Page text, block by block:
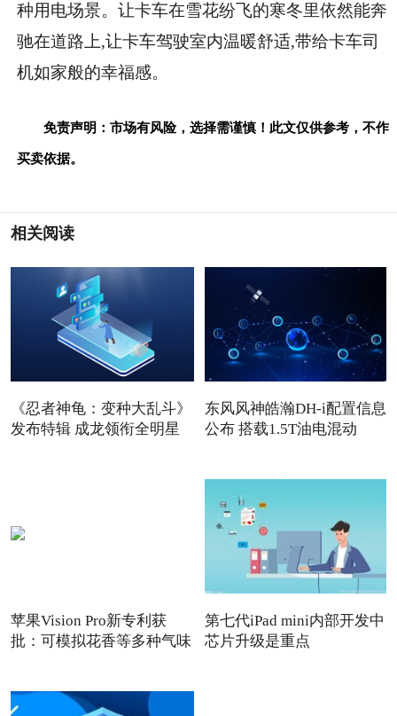
种用电场景。让卡车在雪花纷飞的寒冬里依然能奔
驰在道路上,让卡车驾驶室内温暖舒适,带给卡车司
机如家般的幸福感。
免责声明：市场有风险，选择需谨慎！此文仅供参考，不作
买卖依据。
相关阅读
《忍者神龟：变种大乱斗》
发布特辑 成龙领衔全明星
东风风神皓瀚DH-i配置信息
公布 搭载1.5T油电混动
苹果Vision Pro新专利获
批：可模拟花香等多种气味
第七代iPad mini内部开发中
芯片升级是重点